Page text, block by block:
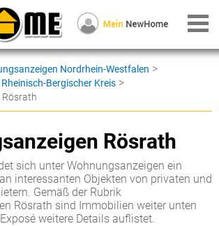
Nordrhein-Westfalen >
Bergischer Kreis >
Rösrath
sich unter Wohnungsanzeigen ein
interessanten Objekten von privaten und
Gemäß der Rubrik
Rösrath sind Immobilien weiter unten
weitere Details auflistet.